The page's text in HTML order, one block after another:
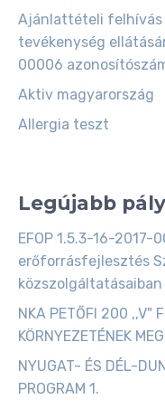
Ajánlattételi felhívás
tevékenység
00006
Aktiv magyarország
Allergia teszt
Legújabb
EFOP 1.5.3-16-2017-
erőforrásfejlesztés
közszolgáltatásaiban
NKA PETŐFI 200 ,,V"
KÖRNYEZETÉNEK
NYUGAT- ÉS DÉL-
PROGRAM 1.
Sajtóközlemények
Családbarát munkahely